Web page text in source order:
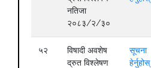
नतिजा
२०८३/२/३०
५२
विषादी अवशेष
द्रुत विश्लेषण
सूचना
हेर्नुहोस्